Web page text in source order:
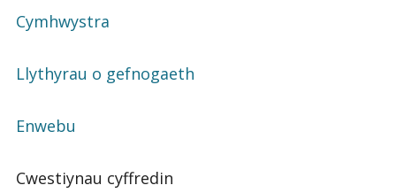
Cymhwystra
Llythyrau o gefnogaeth
Enwebu
Cwestiynau cyffredin